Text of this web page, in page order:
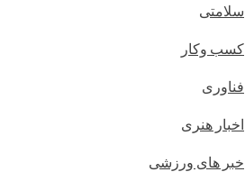
سلامتی
کسب وکار
فناوری
اخبار هنری
خبر های ورزشی